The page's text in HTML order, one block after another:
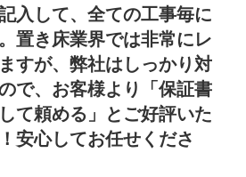
入して、全ての工事毎に
置き床業界では非常にレ
すが、弊社はしっかり対
で、お客様より「保証書
て頼める」とご好評いた
安心してお任せくださ